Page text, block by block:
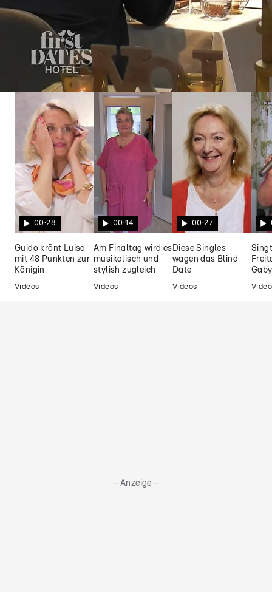
First Dates Hotel
Philipp und Kim müssen mit anderen Date-
Partnern vorlieb nehmen
00:28
Guido krönt Luisa
mit 48 Punkten zur
Königin
Videos
00:14
Am Finaltag wird es
musikalisch und
stylish zugleich
Videos
00:27
Diese Singles
wagen das Blind
Date
Videos
- Anzeige -